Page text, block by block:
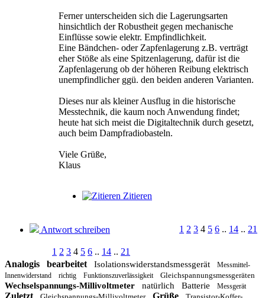
Ferner unterscheiden sich die Lagerungsarten
hinsichtlich der Robustheit gegen mechanische
Einflüsse sowie elektr. Empfindlichkeit.
Eine Bändchen- oder Zapfenlagerung z.B. verträgt
eher Stöße als eine Spitzenlagerung, dafür ist die
Zapfenlagerung ob der höheren Reibung elektrisch
unempfindlicher ggü. den beiden anderen Varianten.
Dieses nur als kleiner Ausflug in die historische
Messtechnik, die kaum noch Anwendung findet;
heute hat sich meist die Digitaltechnik durch gesetzt,
auch beim Dampfradiobasteln.
Viele Grüße,
Klaus
Zitieren
Antwort schreiben 1 2 3 4 5 6 .. 14 .. 21
1 2 3 4 5 6 .. 14 .. 21
Analogis
bearbeitet Isolationswiderstandsmessgerät
Messmittel-
Innenwiderstand
richtig Funktionszuverlässigkeit Gleichspannungsmessgeräten
Wechselspannungs-Millivoltmeter natürlich Batterie Messgerät
Zuletzt Grüße